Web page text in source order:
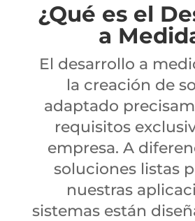
¿Qué es el
a
El desarrollo a
la creación de
adaptado
requisitos
empresa. A
soluciones listas
nuestras
sistemas están